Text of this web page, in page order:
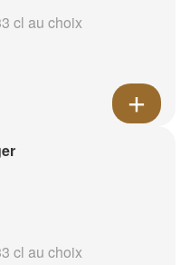
cl au choix
cl au choix